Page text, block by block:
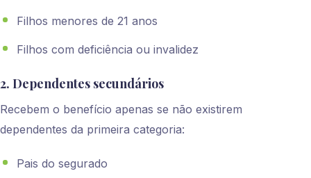
Filhos menores de 21 anos
Filhos com deficiência ou invalidez
2. Dependentes secundários
Recebem o benefício apenas se não existirem
dependentes da primeira categoria:
Pais do segurado